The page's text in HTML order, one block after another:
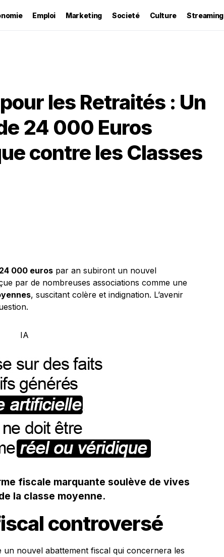
Emploi Marketing Societé Culture Streaming
les Retraités : Un
24 000 Euros
contre les Classes
24 000 euros par an subiront un nouvel
par de nombreuses associations comme une
, suscitant colère et indignation. L’avenir
fiscale marquante soulève de vives
la classe moyenne.
controversé
nouvel abattement fiscal qui concernera les